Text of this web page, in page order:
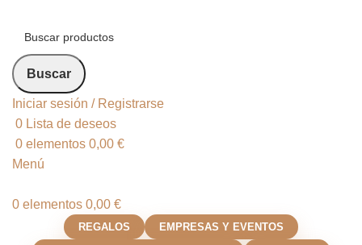
Buscar
Iniciar sesión / Registrarse
0 Lista de deseos
0 elementos 0,00 €
Menú
0 elementos 0,00 €
REGALOS EMPRESAS Y EVENTOS